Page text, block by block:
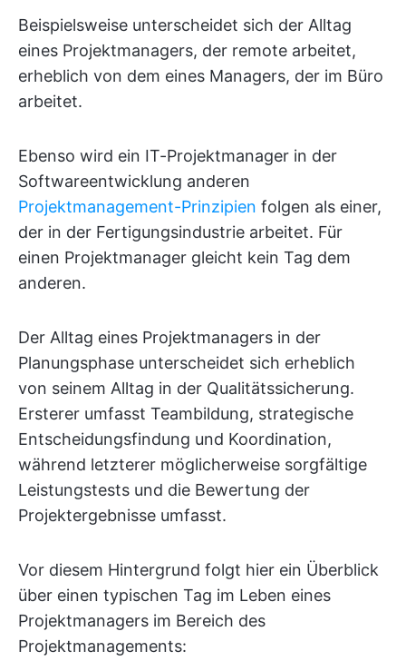
Beispielsweise unterscheidet sich der Alltag
eines Projektmanagers, der remote arbeitet,
erheblich von dem eines Managers, der im Büro
arbeitet.
Ebenso wird ein IT-Projektmanager in der
Softwareentwicklung anderen
Projektmanagement-Prinzipien folgen als einer,
der in der Fertigungsindustrie arbeitet. Für
einen Projektmanager gleicht kein Tag dem
anderen.
Der Alltag eines Projektmanagers in der
Planungsphase unterscheidet sich erheblich
von seinem Alltag in der Qualitätssicherung.
Ersterer umfasst Teambildung, strategische
Entscheidungsfindung und Koordination,
während letzterer möglicherweise sorgfältige
Leistungstests und die Bewertung der
Projektergebnisse umfasst.
Vor diesem Hintergrund folgt hier ein Überblick
über einen typischen Tag im Leben eines
Projektmanagers im Bereich des
Projektmanagements: